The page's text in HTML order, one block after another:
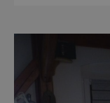
nevšimne, ani